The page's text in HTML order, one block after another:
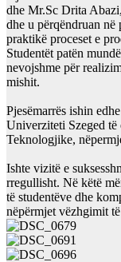
dhe Mr.Sc Drita
dhe u përqëndruan në
praktikë proceset e
Studentët patën
nevojshme për
mishit.
Pjesëmarrës ishin
Univerziteti Szeged
Teknologjike,
Ishte vizitë e
rregullisht. Në këtë
të studentëve dhe
nëpërmjet vëzhgimit